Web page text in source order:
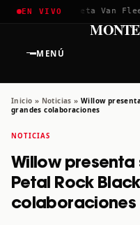
EN VIVO
2026✱Greta Van Fleet
MENÚ
Inicio » Noticias » Willow
grandes colaboraciones
NOTICIAS
Willow presenta
Petal Rock
colaboraciones